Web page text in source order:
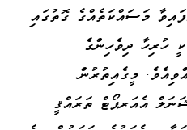
މަސައްކަތެއްގެ ގޮތުގައި
ހުރިހާ ދިވެހިންގެ
މީގެއިތުރުން
އެއަރޕޯޓް ތަރައްޤީ